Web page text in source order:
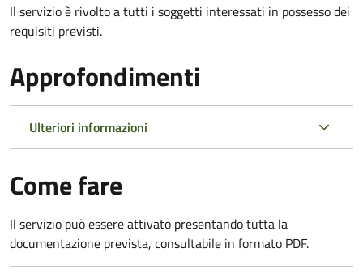
Il servizio è rivolto a tutti i soggetti interessati in possesso dei
requisiti previsti.
Approfondimenti
Ulteriori informazioni
Come fare
Il servizio può essere attivato presentando tutta la
documentazione prevista, consultabile in formato PDF.